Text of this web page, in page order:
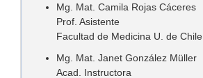
Mg. Mat. Camila Rojas Cáceres
Prof. Asistente
Facultad de Medicina U. de Chile
Mg. Mat. Janet González Müller
Acad. Instructora